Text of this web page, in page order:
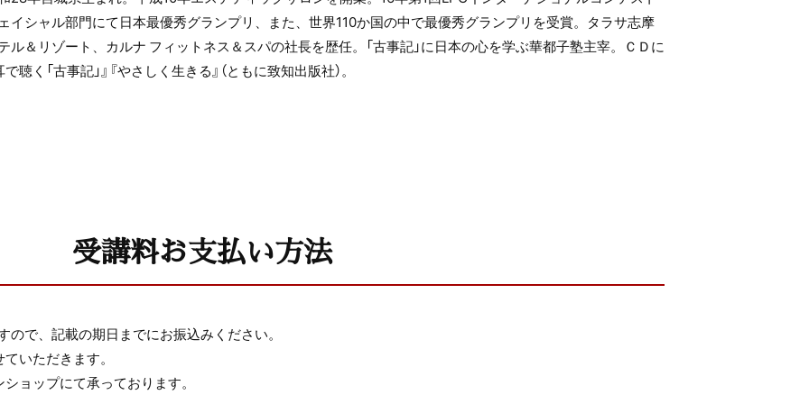
イシャル部門にて日本最優秀グランプリ、また、世界110か国の中で最優秀グランプリを受賞。タラサ志摩
ル＆リゾート、カルナ フィットネス＆スパの社長を歴任。「古事記」に日本の心を学ぶ華都子塾主宰。ＣＤに
で聴く「古事記」』『やさしく生きる』（ともに致知出版社）。
受講料お支払い方法
で、記載の期日までにお振込みください。
いただきます。
ョップにて承っております。